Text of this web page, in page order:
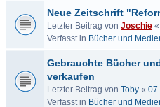
Neue Zeitschrift
Letzter Beitrag von Joschie «
Verfasst in Bücher und
Gebrauchte Bücher
verkaufen
Letzter Beitrag von Toby «
Verfasst in Bücher und